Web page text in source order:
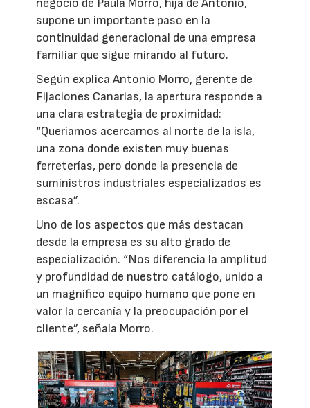
negocio de Paula Morro, hija de Antonio,
supone un importante paso en la
continuidad generacional de una empresa
familiar que sigue mirando al futuro.
Según explica Antonio Morro, gerente de
Fijaciones Canarias, la apertura responde a
una clara estrategia de proximidad:
“Queríamos acercarnos al norte de la isla,
una zona donde existen muy buenas
ferreterías, pero donde la presencia de
suministros industriales especializados es
escasa”.
Uno de los aspectos que más destacan
desde la empresa es su alto grado de
especialización. “Nos diferencia la amplitud
y profundidad de nuestro catálogo, unido a
un magnífico equipo humano que pone en
valor la cercanía y la preocupación por el
cliente”, señala Morro.